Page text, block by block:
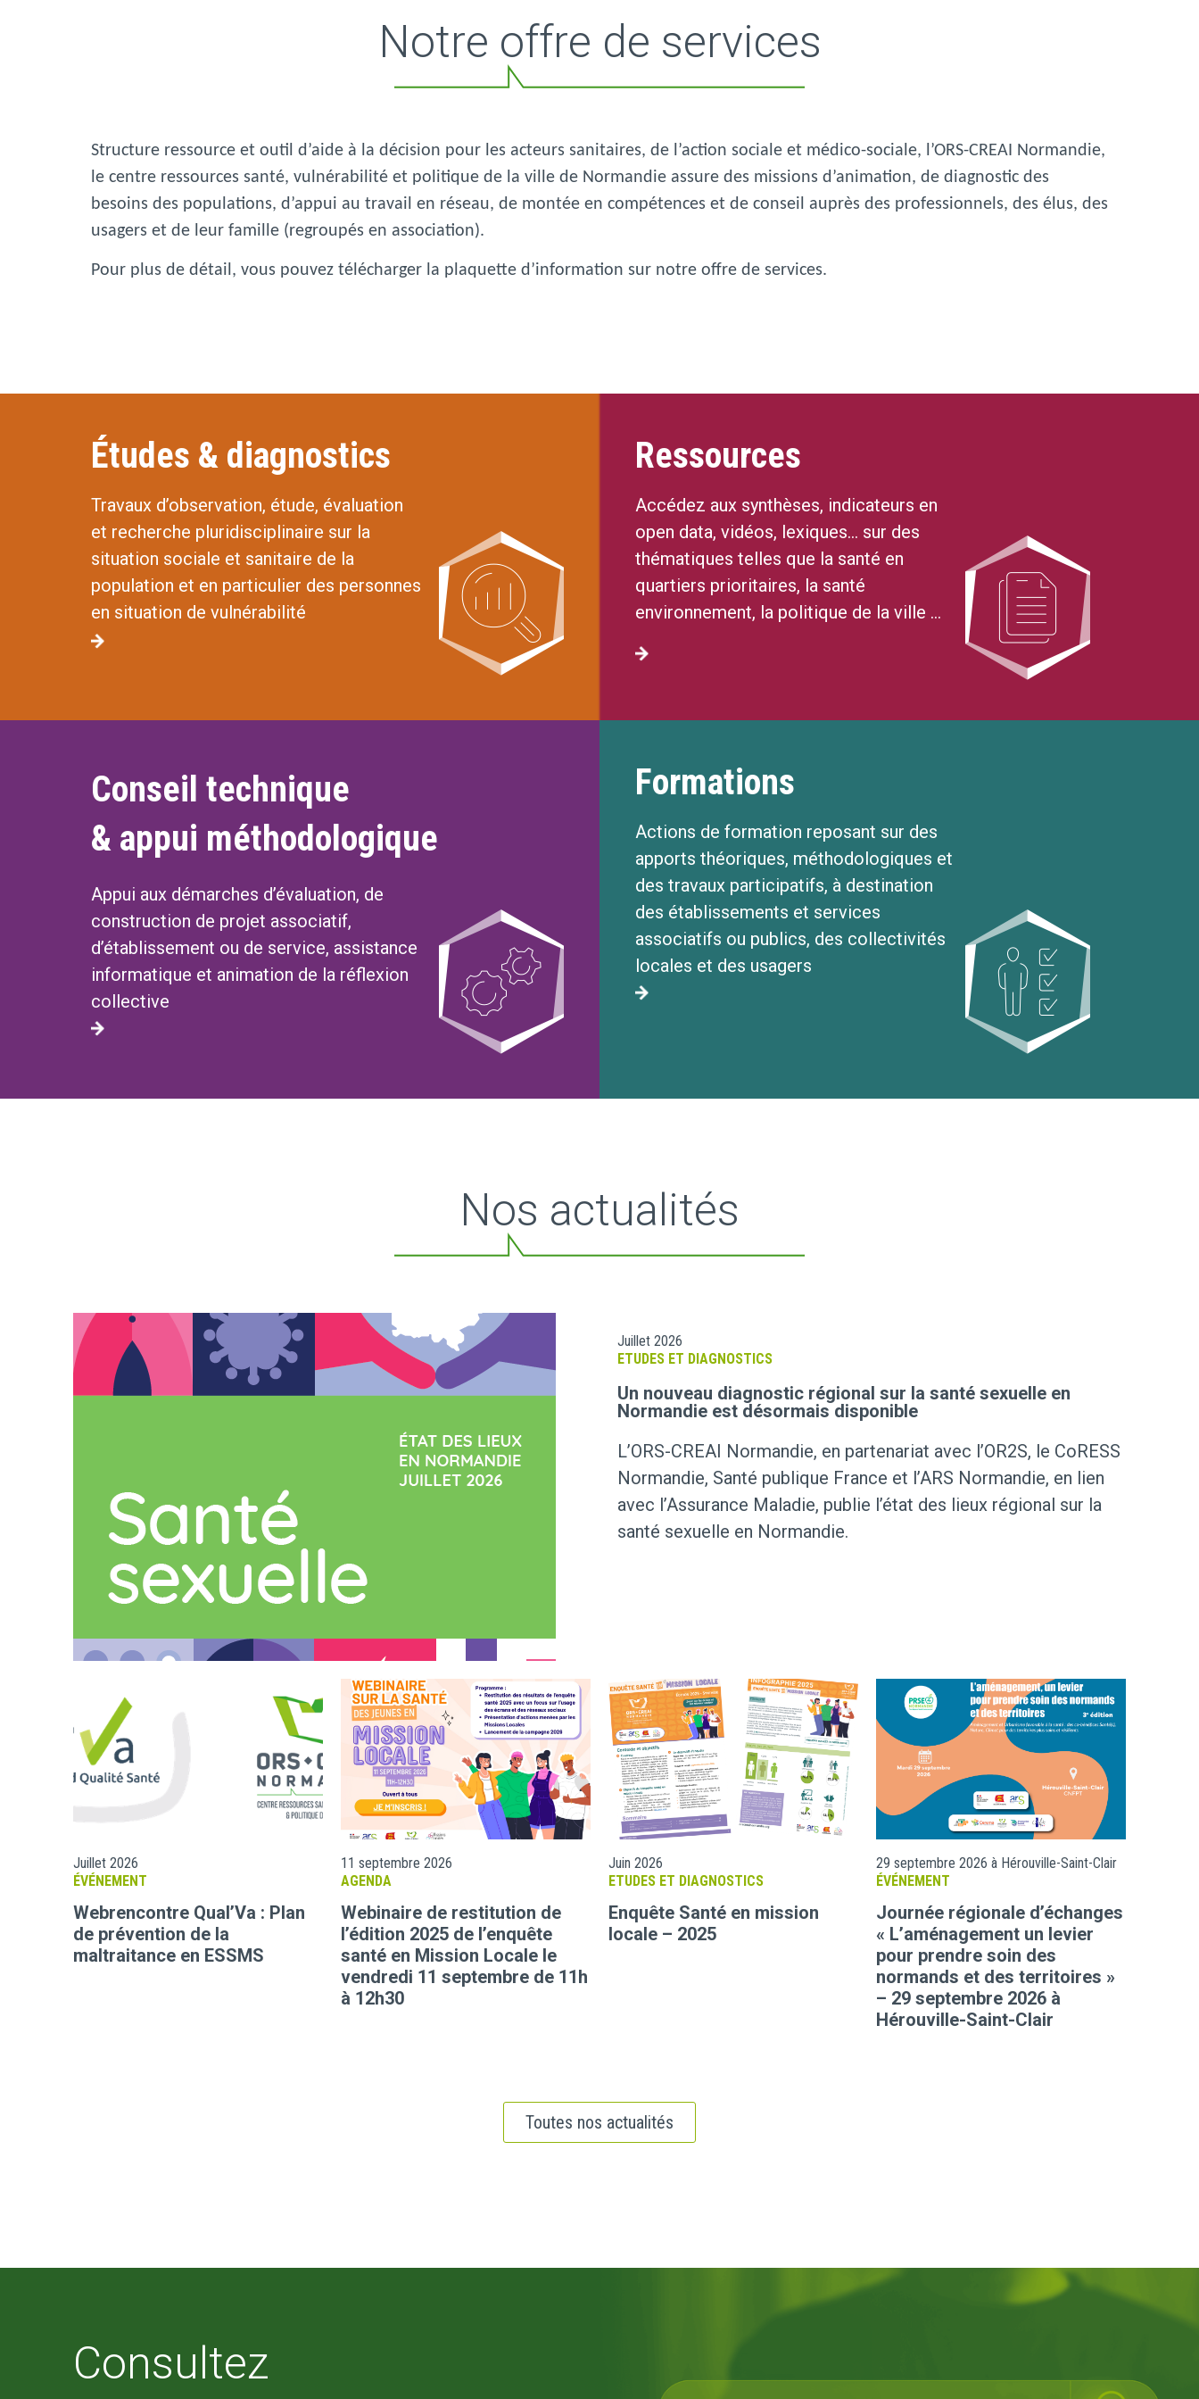
Notre offre de services
Structure ressource et outil d’aide à la décision pour les acteurs sanitaires, de l’action sociale et médico-sociale, l’ORS-CREAI Normandie,
le centre ressources santé, vulnérabilité et politique de la ville de Normandie assure des missions d’animation, de diagnostic des
besoins des populations, d’appui au travail en réseau, de montée en compétences et de conseil auprès des professionnels, des élus, des
usagers et de leur famille (regroupés en association).
Pour plus de détail, vous pouvez télécharger la plaquette d’information sur notre offre de services.
Études & diagnostics
Travaux d’observation, étude, évaluation
et recherche pluridisciplinaire sur la
situation sociale et sanitaire de la
population et en particulier des personnes
en situation de vulnérabilité
Ressources
Accédez aux synthèses, indicateurs en
open data, vidéos, lexiques… sur des
thématiques telles que la santé en
quartiers prioritaires, la santé
environnement, la politique de la ville …
Conseil technique
& appui méthodologique
Appui aux démarches d’évaluation, de
construction de projet associatif,
d’établissement ou de service, assistance
informatique et animation de la réflexion
collective
Formations
Actions de formation reposant sur des
apports théoriques, méthodologiques et
des travaux participatifs, à destination
des établissements et services
associatifs ou publics, des collectivités
locales et des usagers
Nos actualités
Juillet 2026
ETUDES ET DIAGNOSTICS
Un nouveau diagnostic régional sur la santé sexuelle en
Normandie est désormais disponible
L’ORS-CREAI Normandie, en partenariat avec l’OR2S, le CoRESS
Normandie, Santé publique France et l’ARS Normandie, en lien
avec l’Assurance Maladie, publie l’état des lieux régional sur la
santé sexuelle en Normandie.
Juillet 2026
ÉVÉNEMENT
Webrencontre Qual’Va : Plan
de prévention de la
maltraitance en ESSMS
11 septembre 2026
AGENDA
Webinaire de restitution de
l’édition 2025 de l’enquête
santé en Mission Locale le
vendredi 11 septembre de 11h
à 12h30
Juin 2026
ETUDES ET DIAGNOSTICS
Enquête Santé en mission
locale – 2025
29 septembre 2026 à Hérouville-Saint-Clair
ÉVÉNEMENT
Journée régionale d’échanges
« L’aménagement un levier
pour prendre soin des
normands et des territoires »
– 29 septembre 2026 à
Hérouville-Saint-Clair
Toutes nos actualités
Consultez